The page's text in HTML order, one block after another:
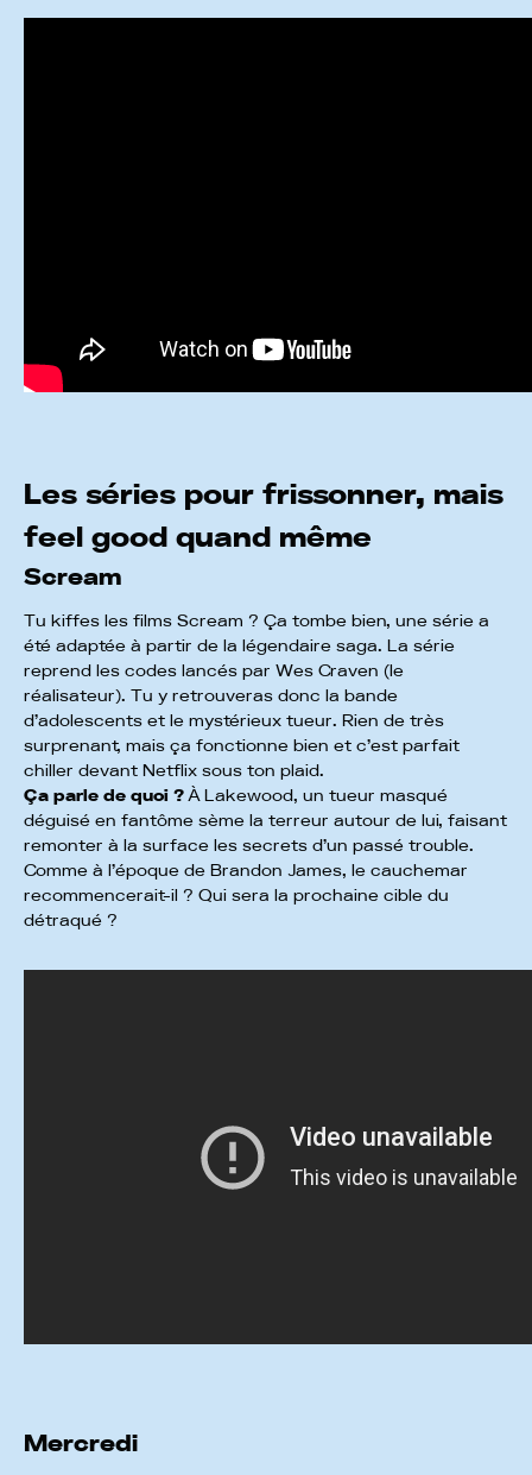
Les séries pour frissonner, mais
feel good quand même
Scream
Tu kiffes les films Scream ? Ça tombe bien, une série a
été adaptée à partir de la légendaire saga. La série
reprend les codes lancés par Wes Craven (le
réalisateur). Tu y retrouveras donc la bande
d’adolescents et le mystérieux tueur. Rien de très
surprenant, mais ça fonctionne bien et c’est parfait
chiller devant Netflix sous ton plaid.
Ça parle de quoi ? À Lakewood, un tueur masqué
déguisé en fantôme sème la terreur autour de lui, faisant
remonter à la surface les secrets d’un passé trouble.
Comme à l’époque de Brandon James, le cauchemar
recommencerait-il ? Qui sera la prochaine cible du
détraqué ?
Mercredi